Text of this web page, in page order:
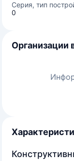
Серия, тип
0
Организации